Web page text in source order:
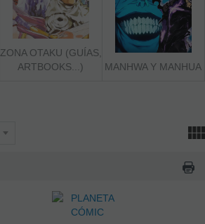
ZONA OTAKU (GUÍAS,
ARTBOOKS...)
MANHWA Y MANHUA